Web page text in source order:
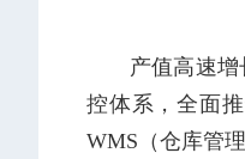
产值高速
控体系，全面
WMS（仓库管